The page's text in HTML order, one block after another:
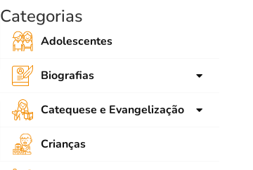
Categorias
Adolescentes
Biografias
para crianças
Adultos
Catequese e Evangelização
LigaçõesCrianças